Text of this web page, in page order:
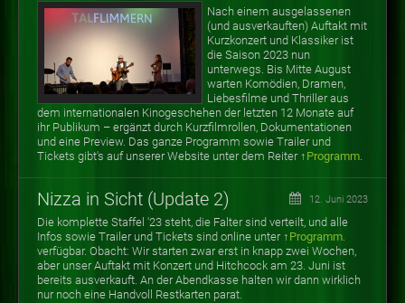
Nach einem ausgelassenen
(und ausverkauften) Auftakt mit
Kurzkonzert und Klassiker ist
die Saison 2023 nun
unterwegs. Bis Mitte August
warten Komödien, Dramen,
Liebesfilme und Thriller aus
dem internationalen Kinogeschehen der letzten 12 Monate auf
ihr Publikum – ergänzt durch Kurzfilmrollen, Dokumentationen
und eine Preview. Das ganze Programm sowie Trailer und
Tickets gibt's auf unserer Website unter dem Reiter ↑ Programm.
Nizza in Sicht (Update 2) 12. Juni 2023
Die komplette Staffel '23 steht, die Falter sind verteilt, und alle
Infos sowie Trailer und Tickets sind online unter ↑ Programm.
verfügbar. Obacht: Wir starten zwar erst in knapp zwei Wochen,
aber unser Auftakt mit Konzert und Hitchcock am 23. Juni ist
bereits ausverkauft. An der Abendkasse halten wir dann wirklich
nur noch eine Handvoll Restkarten parat.